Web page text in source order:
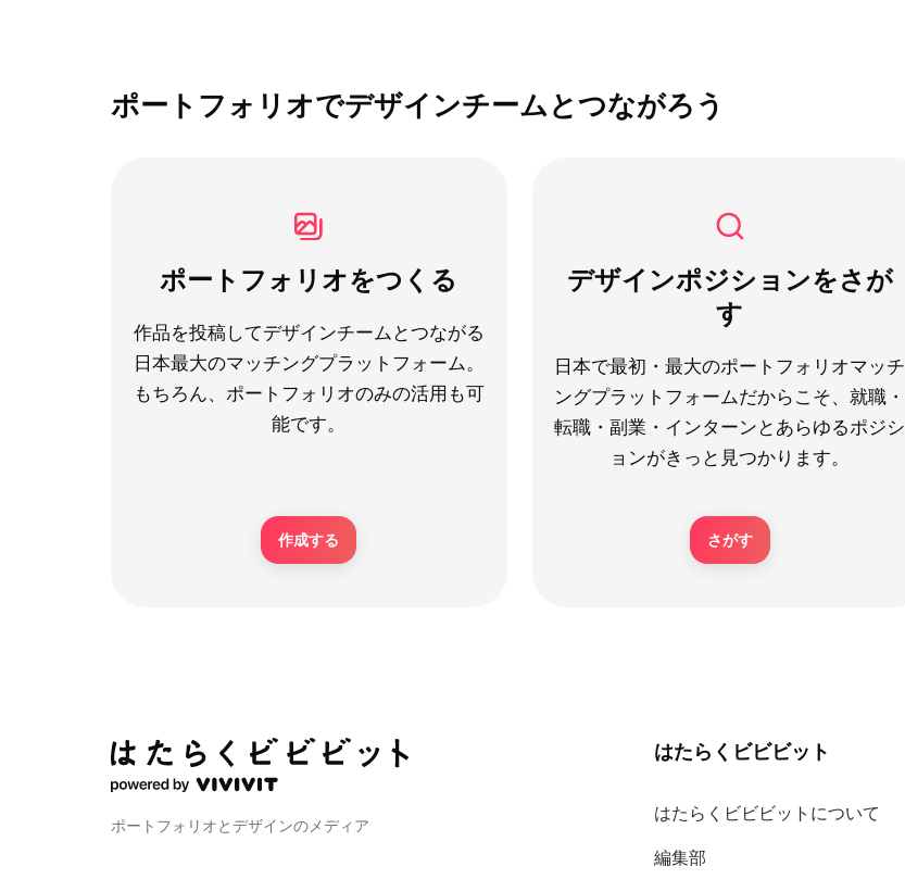
ポートフォリオでデザインチームとつながろう
ポートフォリオをつくる
作品を投稿してデザインチームとつながる
日本最大のマッチングプラットフォーム。
もちろん、ポートフォリオのみの活用も可
能です。
作成する
デザインポジションをさが
す
日本で最初・最大のポートフォリオマッチ
ングプラットフォームだからこそ、就職・
転職・副業・インターンとあらゆるポジシ
ョンがきっと見つかります。
さがす
ポートフォリオとデザインのメディア
はたらくビビビット
はたらくビビビットについて
編集部